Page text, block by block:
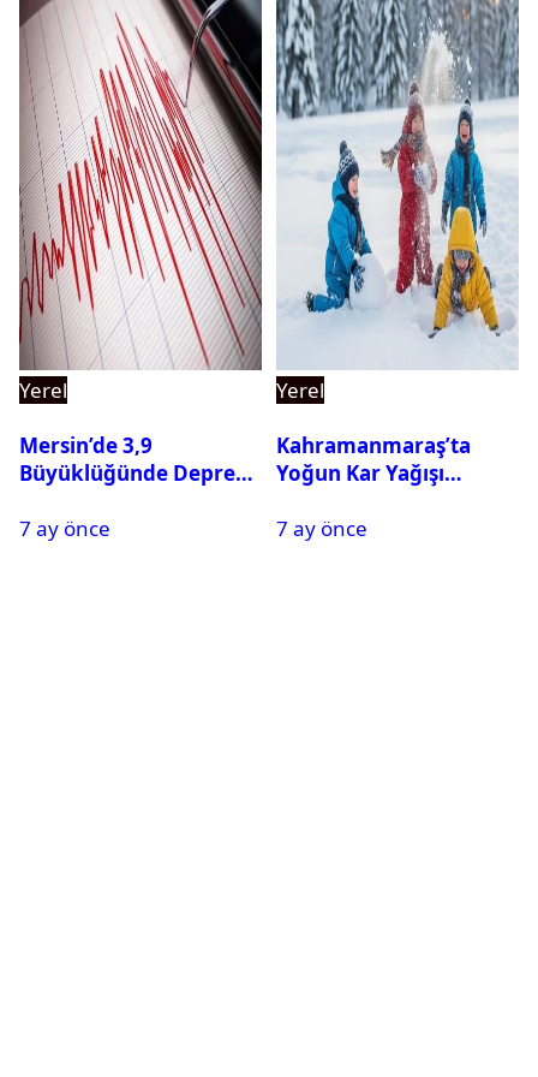
Yerel
Mersin’de 3,9
Büyüklüğünde Deprem
7 ay önce
Yerel
Kahramanmaraş’ta
Yoğun Kar Yağışı
Tatil
7 ay önce